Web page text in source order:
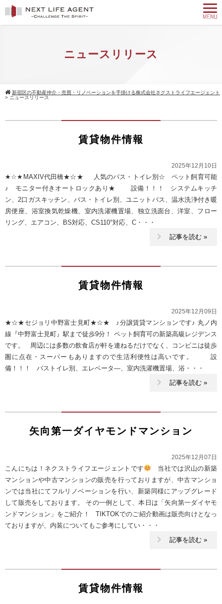
ニュースリリース
新宿区の不動産仲介・売買・リノベーションを手掛ける株式会社ネクストライフエージェント
> ニュースリリース
賃貸物件情報
2025年12月10日
★☆★MAXIV代田橋★☆★ 人気のバス・トイレ別☆ ペット飼育可能
♪ モニター付きオートロックあり★ 設備！！！ システムキッチ
ン、2口ガスキッチン、バス・トイレ別、ユニットバス、温水洗浄付き暖
房便座、浴室換気乾燥機、室内洗濯機置場、独立洗面台、洋室、フロー
リング、エアコン、BS対応、CS110°対応、C・・・
記事を読む »
賃貸物件情報
2025年12月09日
★☆★セジョリ中野富士見町★☆★ ♪分譲賃貸マンションです♪ 丸ノ内
線『中野富士見町』駅まで徒歩9分！ ペット飼育可の新築高級レジデンス
です。 周辺には多数の飲食店が軒を連ねるだけでなく、コンビニは徒歩
圏に点在・スーパーもありますので生活利便性は高いです。 設
備！！！ バストイレ別、エレベータ―、室内洗濯機置場、浴・・・
記事を読む »
矢向第一ダイヤモンドマンション
2025年12月07日
こんにちは！ネクストライフエージェントです
当社では沢山の新築
マンションや中古マンションの販売を行っておりますが、中古マンショ
ンでは当社にてフルリノベーションを行い、新築同様にアップグレード
して販売をしております。 その一例として、本日は「矢向第一ダイヤモ
ンドマンション」をご紹介！ TIKTOKでのご紹介動画は販売向けとなっ
ておりますが、内装についてもご参考にしてい・・・
記事を読む »
賃貸物件情報